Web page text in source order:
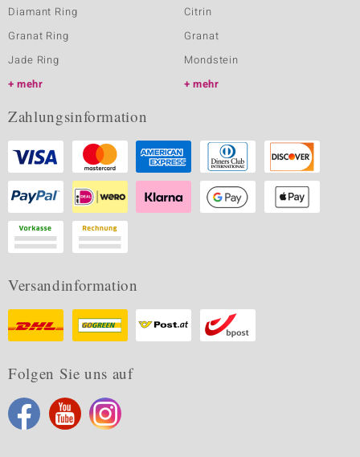
Diamant Ring
Granat Ring
Jade Ring
mehr
Citrin
Granat
Mondstein
mehr
Zahlungsinformation
Versandinformation
Folgen Sie uns auf